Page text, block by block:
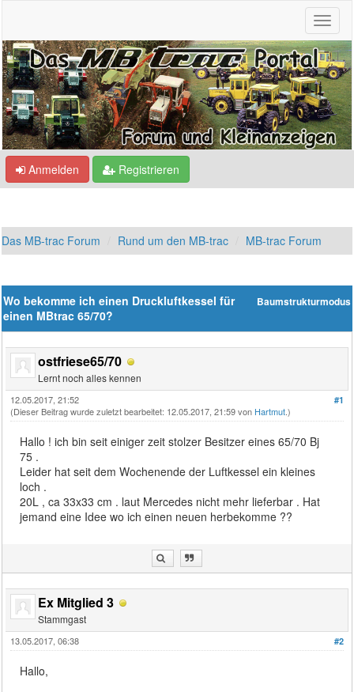
Anmelden Registrieren
Das MB-trac Forum Rund um den MB-trac MB-trac Forum
Baumstrukturmodus
Wo bekomme ich einen Druckluftkessel für
einen MBtrac 65/70?
ostfriese65/70
Lernt noch alles kennen
#1
12.05.2017, 21:52
(Dieser Beitrag wurde zuletzt bearbeitet: 12.05.2017, 21:59 von Hartmut.)
Hallo ! ich bin seit einiger zeit stolzer Besitzer eines 65/70 Bj
75 .
Leider hat seit dem Wochenende der Luftkessel ein kleines
loch .
20L , ca 33x33 cm . laut Mercedes nicht mehr lieferbar . Hat
jemand eine Idee wo ich einen neuen herbekomme ??
Ex Mitglied 3
Stammgast
#2
13.05.2017, 06:38
Hallo,